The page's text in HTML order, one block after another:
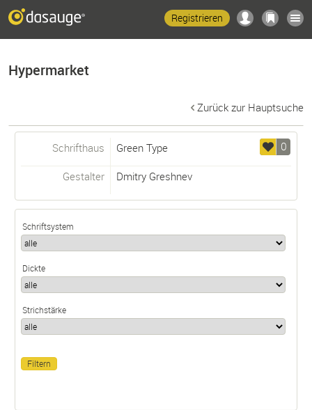
Registrieren
Hypermarket
Zurück zur Hauptsuche
0
Schrifthaus Green Type
Gestalter Dmitry Greshnev
Schriftsystem
Dickte
Strichstärke